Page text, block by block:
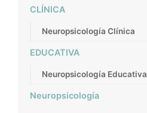
CLÍNICA
Neuropsicología Clínica
EDUCATIVA
Neuropsicología Educativa
Neuropsicología